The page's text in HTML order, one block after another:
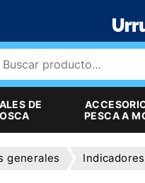
DE
PESCA A
generales